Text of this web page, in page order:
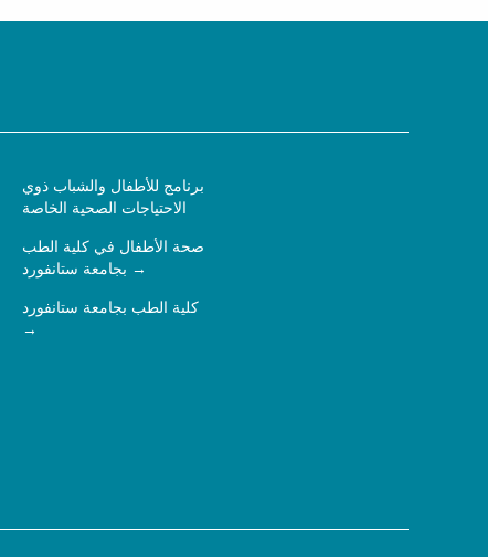
برنامج للأطفال والشباب ذوي
الاحتياجات الصحية الخاصة
صحة الأطفال في كلية الطب
بجامعة ستانفورد
كلية الطب بجامعة ستانفورد